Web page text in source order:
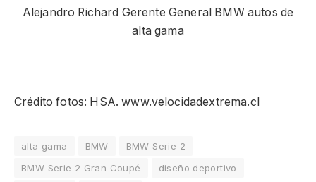
Alejandro Richard Gerente General BMW autos de
alta gama
Crédito fotos: HSA. www.velocidadextrema.cl
alta gama BMW
BMW Serie 2
BMW Serie 2 Gran Coupé
diseño deportivo